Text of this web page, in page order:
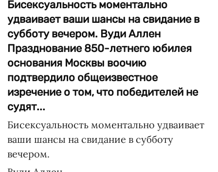
Бисексуальность моментально
удваивает ваши шансы на свидание в
субботу вечером. Вуди Аллен
Празднование 850-летнего юбилея
основания Москвы воочию
подтвердило общеизвестное
изречение о том, что победителей не
судят...
Бисексуальность моментально удваивает
ваши шансы на свидание в субботу
вечером.